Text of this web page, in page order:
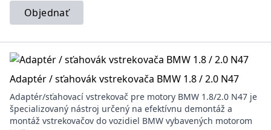
Objednať
Adaptér / sťahovák vstrekovača BMW 1.8 / 2.0 N47
Adaptér/sťahovací vstrekovač pre motory BMW 1.8/2.0 N47 je
špecializovaný nástroj určený na efektívnu demontáž a
montáž vstrekovačov do vozidiel BMW vybavených motorom